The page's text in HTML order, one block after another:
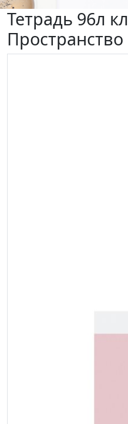
Тетрадь 96л кл
Пространство